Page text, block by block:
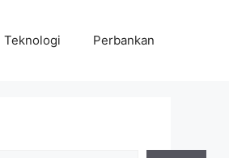
Teknologi Perbankan